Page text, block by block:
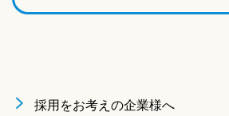
採用をお考えの企業様へ